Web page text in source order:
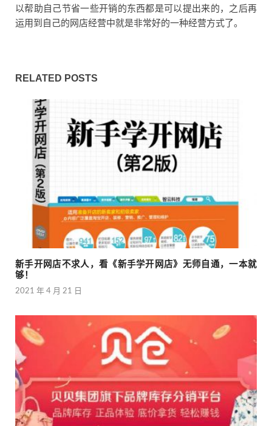
以帮助自己节省一些开销的东西都是可以提出来的，之后再
运用到自己的网店经营中就是非常好的一种经营方式了。
RELATED POSTS
新手开网店不求人，看《新手学开网店》无师自通，一本就
够！
2021 年 4 月 21 日